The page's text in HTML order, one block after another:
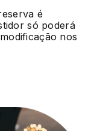
é
só poderá
nos